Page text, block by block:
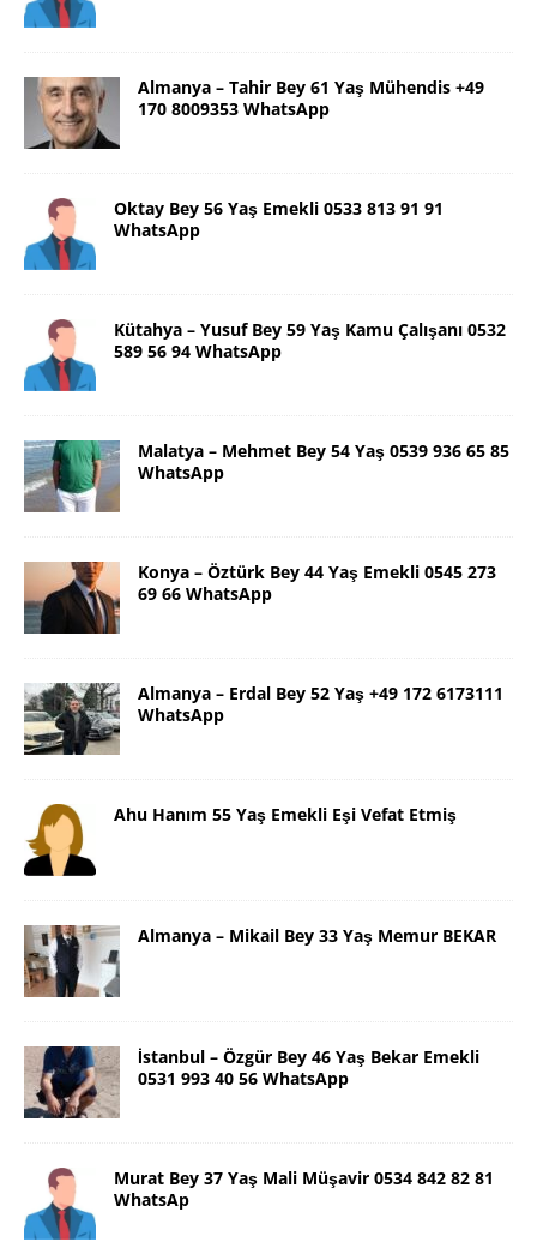
Almanya – Tahir Bey 61 Yaş Mühendis +49
170 8009353 WhatsApp
Oktay Bey 56 Yaş Emekli 0533 813 91 91
WhatsApp
Kütahya – Yusuf Bey 59 Yaş Kamu Çalışanı 0532
589 56 94 WhatsApp
Malatya – Mehmet Bey 54 Yaş 0539 936 65 85
WhatsApp
Konya – Öztürk Bey 44 Yaş Emekli 0545 273
69 66 WhatsApp
Almanya – Erdal Bey 52 Yaş +49 172 6173111
WhatsApp
Ahu Hanım 55 Yaş Emekli Eşi Vefat Etmiş
Almanya – Mikail Bey 33 Yaş Memur BEKAR
İstanbul – Özgür Bey 46 Yaş Bekar Emekli
0531 993 40 56 WhatsApp
Murat Bey 37 Yaş Mali Müşavir 0534 842 82 81
WhatsAp